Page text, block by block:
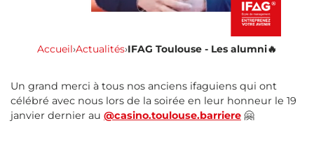
Accueil›Actualités›IFAG Toulouse - Les alumni🔥
Un grand merci à tous nos anciens ifaguiens qui ont
célébré avec nous lors de la soirée en leur honneur le 19
janvier dernier au @casino.toulouse.barriere 🤗